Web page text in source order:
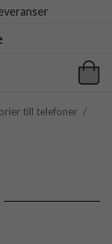
till telefoner /